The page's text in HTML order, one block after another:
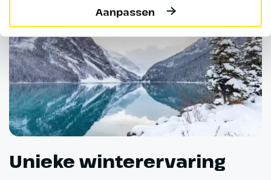
Aanpassen
Unieke winterervaring